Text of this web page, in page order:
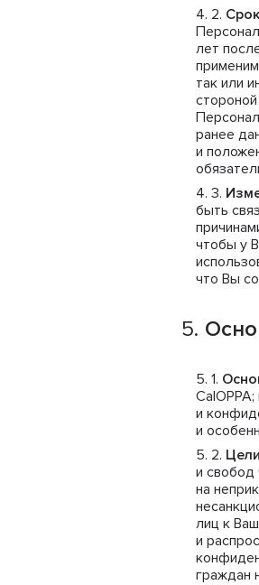
лет
так или
ранее
и
быть
чтобы у
что Вы
и
и
Цели
и свобод
на
лиц к
и
граждан